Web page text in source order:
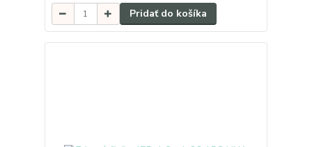
Pridať do košíka